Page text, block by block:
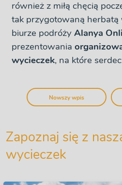
również z miłą chęcią
tak przygotowaną herbatą
biurze podróżyAlanya
prezentowania
wycieczek, na które
Nowszy wpis
Zapoznaj się z
wycieczek